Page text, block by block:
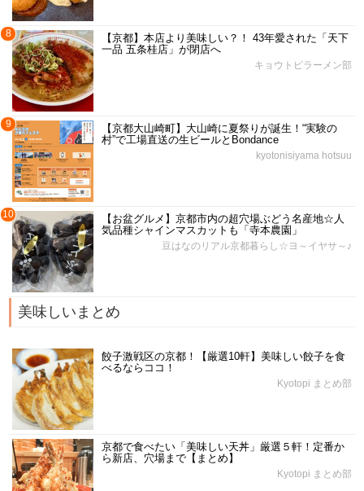
8
【京都】本店より美味しい？！ 43年愛された「天下
一品 五条桂店」が閉店へ
キョウトピラーメン部
9
【京都大山崎町】大山崎に夏祭りが誕生！“実験の
村”で工場直送の生ビールとBondance
kyotonisiyama hotsuu
10
【お盆グルメ】京都市内の超穴場ぶどう名産地☆人
気品種シャインマスカットも「寺本農園」
豆はなのリアル京都暮らし☆ヨ～イヤサ～♪
美味しいまとめ
餃子激戦区の京都！【厳選10軒】美味しい餃子を食
べるならココ！
Kyotopi まとめ部
京都で食べたい「美味しい天丼」厳選５軒！定番か
ら新店、穴場まで【まとめ】
Kyotopi まとめ部